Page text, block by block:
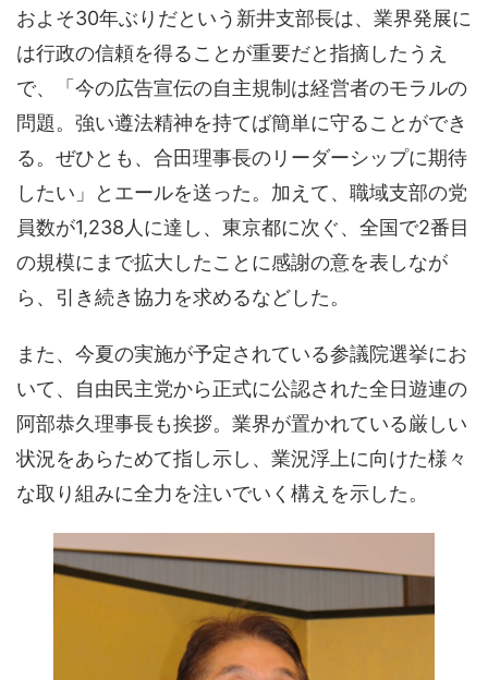
およそ30年ぶりだという新井支部長は、業界発展に
は行政の信頼を得ることが重要だと指摘したうえ
で、「今の広告宣伝の自主規制は経営者のモラルの
問題。強い遵法精神を持てば簡単に守ることができ
る。ぜひとも、合田理事長のリーダーシップに期待
したい」とエールを送った。加えて、職域支部の党
員数が1,238人に達し、東京都に次ぐ、全国で2番目
の規模にまで拡大したことに感謝の意を表しなが
ら、引き続き協力を求めるなどした。
また、今夏の実施が予定されている参議院選挙にお
いて、自由民主党から正式に公認された全日遊連の
阿部恭久理事長も挨拶。業界が置かれている厳しい
状況をあらためて指し示し、業況浮上に向けた様々
な取り組みに全力を注いでいく構えを示した。